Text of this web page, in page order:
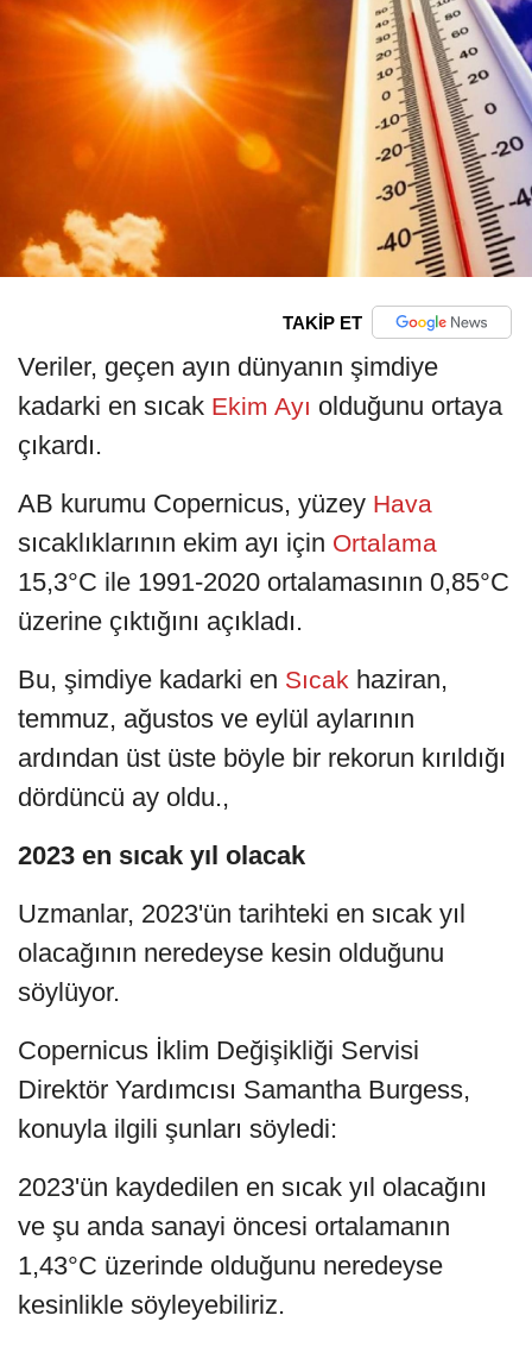
TAKİP ET
Veriler, geçen ayın dünyanın şimdiye
kadarki en sıcak Ekim Ayı olduğunu ortaya
çıkardı.
AB kurumu Copernicus, yüzey Hava
sıcaklıklarının ekim ayı için Ortalama
15,3°C ile 1991-2020 ortalamasının 0,85°C
üzerine çıktığını açıkladı.
Bu, şimdiye kadarki en Sıcak haziran,
temmuz, ağustos ve eylül aylarının
ardından üst üste böyle bir rekorun kırıldığı
dördüncü ay oldu.,
2023 en sıcak yıl olacak
Uzmanlar, 2023'ün tarihteki en sıcak yıl
olacağının neredeyse kesin olduğunu
söylüyor.
Copernicus İklim Değişikliği Servisi
Direktör Yardımcısı Samantha Burgess,
konuyla ilgili şunları söyledi:
2023'ün kaydedilen en sıcak yıl olacağını
ve şu anda sanayi öncesi ortalamanın
1,43°C üzerinde olduğunu neredeyse
kesinlikle söyleyebiliriz.